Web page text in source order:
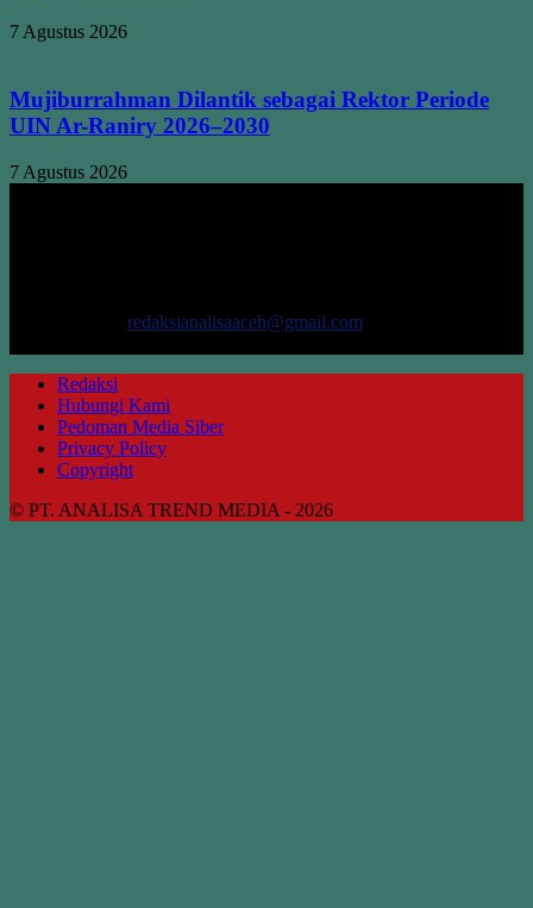
7 Agustus 2026
Mujiburrahman Dilantik sebagai Rektor Periode
UIN Ar-Raniry 2026–2030
7 Agustus 2026
redaksianalisaaceh@gmail.com
Redaksi
Hubungi Kami
Pedoman Media Siber
Privacy Policy
Copyright
© PT. ANALISA TREND MEDIA - 2026